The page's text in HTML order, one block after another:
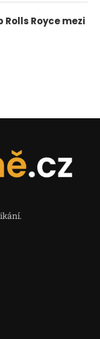
Rolls Royce mezi